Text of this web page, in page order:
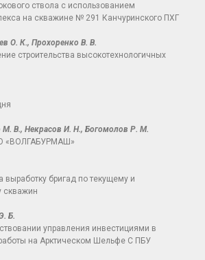
ствола с использованием
на скважине № 291 Канчуринского ПХГ
О. К., Прохоренко В. В.
строительства высокотехнологичных
М. В., Некрасов И. Н., Богомолов Р. М.
«ВОЛГАБУРМАШ»
бригад по текущему и
скважин
Б.
управления инвестициями в
на Арктическом Шельфе С ПБУ